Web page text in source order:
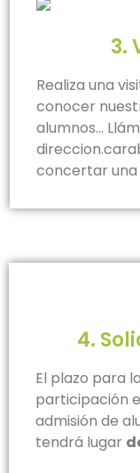
3.
Realiza una
conocer
alumnos…
concertar una
4.
El plazo para
participación
admisión de
tendrá lugar